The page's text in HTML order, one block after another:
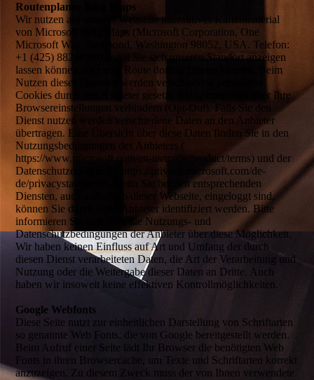
Routenplaner Bing Maps
Wir nutzen auf unserer Webseite interaktives Kartenmaterial
von Microsoft Bing Maps (Microsoft Corporation, One
Microsoft Way, Redmond, Washington 98052, USA. Telefon:
+1 (425) 882 8080) damit Sie sich unseren Standort anzeigen
lassen können oder eine Route dorthin planen können. Beim
Nutzen dieses Dienstes werden verschiedene persistente
Cookies durch den Anbieter gesetzt. Sie können dies über Ihre
Browsereinstellungen verhindern (Opt-Out). Falls Sie den
Dienst nutzen werden verschiedene Daten an den Anbieter
übertragen. Eine Übersicht über diese Daten finden Sie in den
Nutzungsbedingungen des Anbieters (
https://www.microsoft.com/en-us/maps/product/terms) und der
Datenschutzerklärung ( https://privacy.microsoft.com/de-
de/privacystatement). Wenn Sie bei den entsprechenden
Diensten, auch außerhalb dieser Webseite, eingeloggt sind,
können Sie durch diese Anbieter identifiziert werden. Bitte
informieren Sie sich über die Nutzungs- und
Datenschutzbedingungen der Anbieter über diese Möglichkeit.
Wir haben keinen Einfluss auf Art und Umfang der durch
diesen Dienst verarbeiteten Daten, die Art der Verarbeitung und
Nutzung oder die Weitergabe dieser Daten an Dritte. Auch
haben wir insoweit keine effektiven Kontrollmöglichkeiten.
Google Webfonts
Diese Seite nutzt zur einheitlichen Darstellung von Schriftarten
so genannte Web Fonts, die von Google bereitgestellt werden.
Beim Aufruf einer Seite lädt Ihr Browser die benötigten Web
Fonts in ihren Browsercache, um Texte und Schriftarten korrekt
anzuzeigen. Zu diesem Zweck muss der von Ihnen verwendete